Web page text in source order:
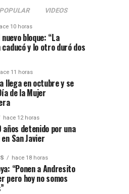
POPULAR VIDEOS
10 horas
bloque: “La
caducó y lo otro duró dos
11 horas
llega en octubre y se
de la Mujer
hace 12 horas
años detenido por una
San Javier
hace 18 horas
“Ponen a Andresito
pero hoy no somos